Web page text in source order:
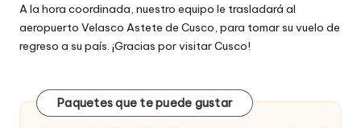
A la hora coordinada, nuestro equipo le trasladará al
aeropuerto Velasco Astete de Cusco, para tomar su vuelo de
regreso a su país. ¡Gracias por visitar Cusco!
Paquetes que te puede gustar